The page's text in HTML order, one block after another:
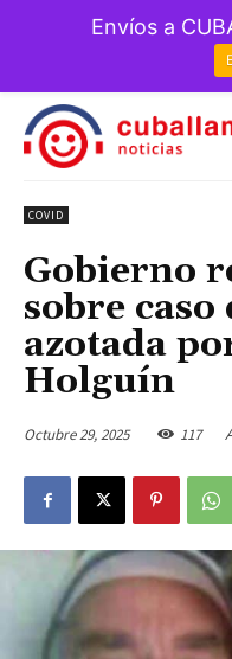
COVID
Gobierno
sobre caso
azotada
Holguín
Octubre 29, 2025 117
Envíos a